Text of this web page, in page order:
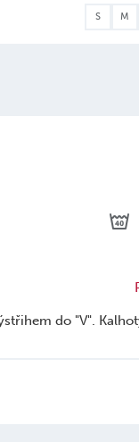
S M
do "V".